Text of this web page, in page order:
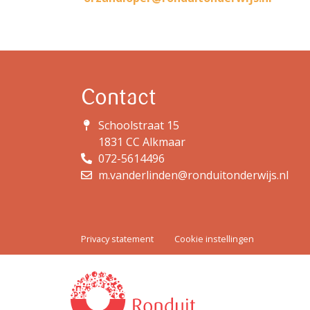
Contact
Schoolstraat 15
1831 CC Alkmaar
072-5614496
m.vanderlinden@ronduitonderwijs.nl
Privacy statement Cookie instellingen